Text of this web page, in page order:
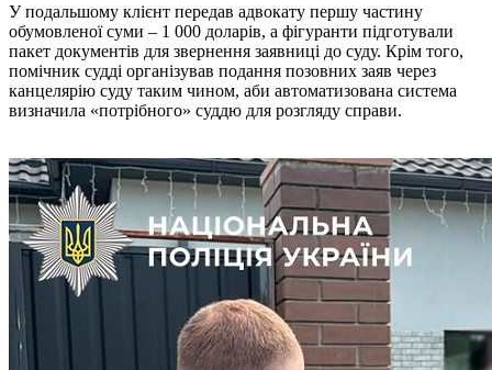
У подальшому клієнт передав адвокату першу частину
обумовленої суми – 1 000 доларів, а фігуранти підготували
пакет документів для звернення заявниці до суду. Крім того,
помічник судді організував подання позовних заяв через
канцелярію суду таким чином, аби автоматизована система
визначила «потрібного» суддю для розгляду справи.